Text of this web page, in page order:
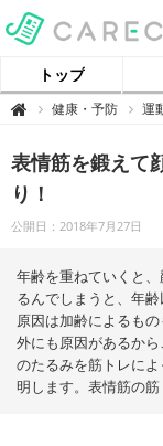
トップ
 【
ル
】
健康・予防 運
表情筋を鍛えて
り！
公開日：2018年7月27日
年齢を重ねていくと
るんでしまうと、年
原因は加齢によるも
外にも原因があるか
のたるみを筋トレに
明します。表情筋の筋